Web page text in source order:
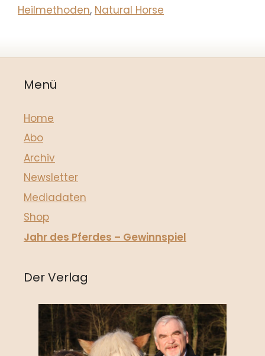
Heilmethoden, Natural Horse
Menü
Home
Abo
Archiv
Newsletter
Mediadaten
Shop
Jahr des Pferdes – Gewinnspiel
Der Verlag